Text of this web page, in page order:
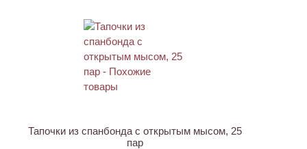
Тапочки из спанбонда с открытым мысом, 25
пар